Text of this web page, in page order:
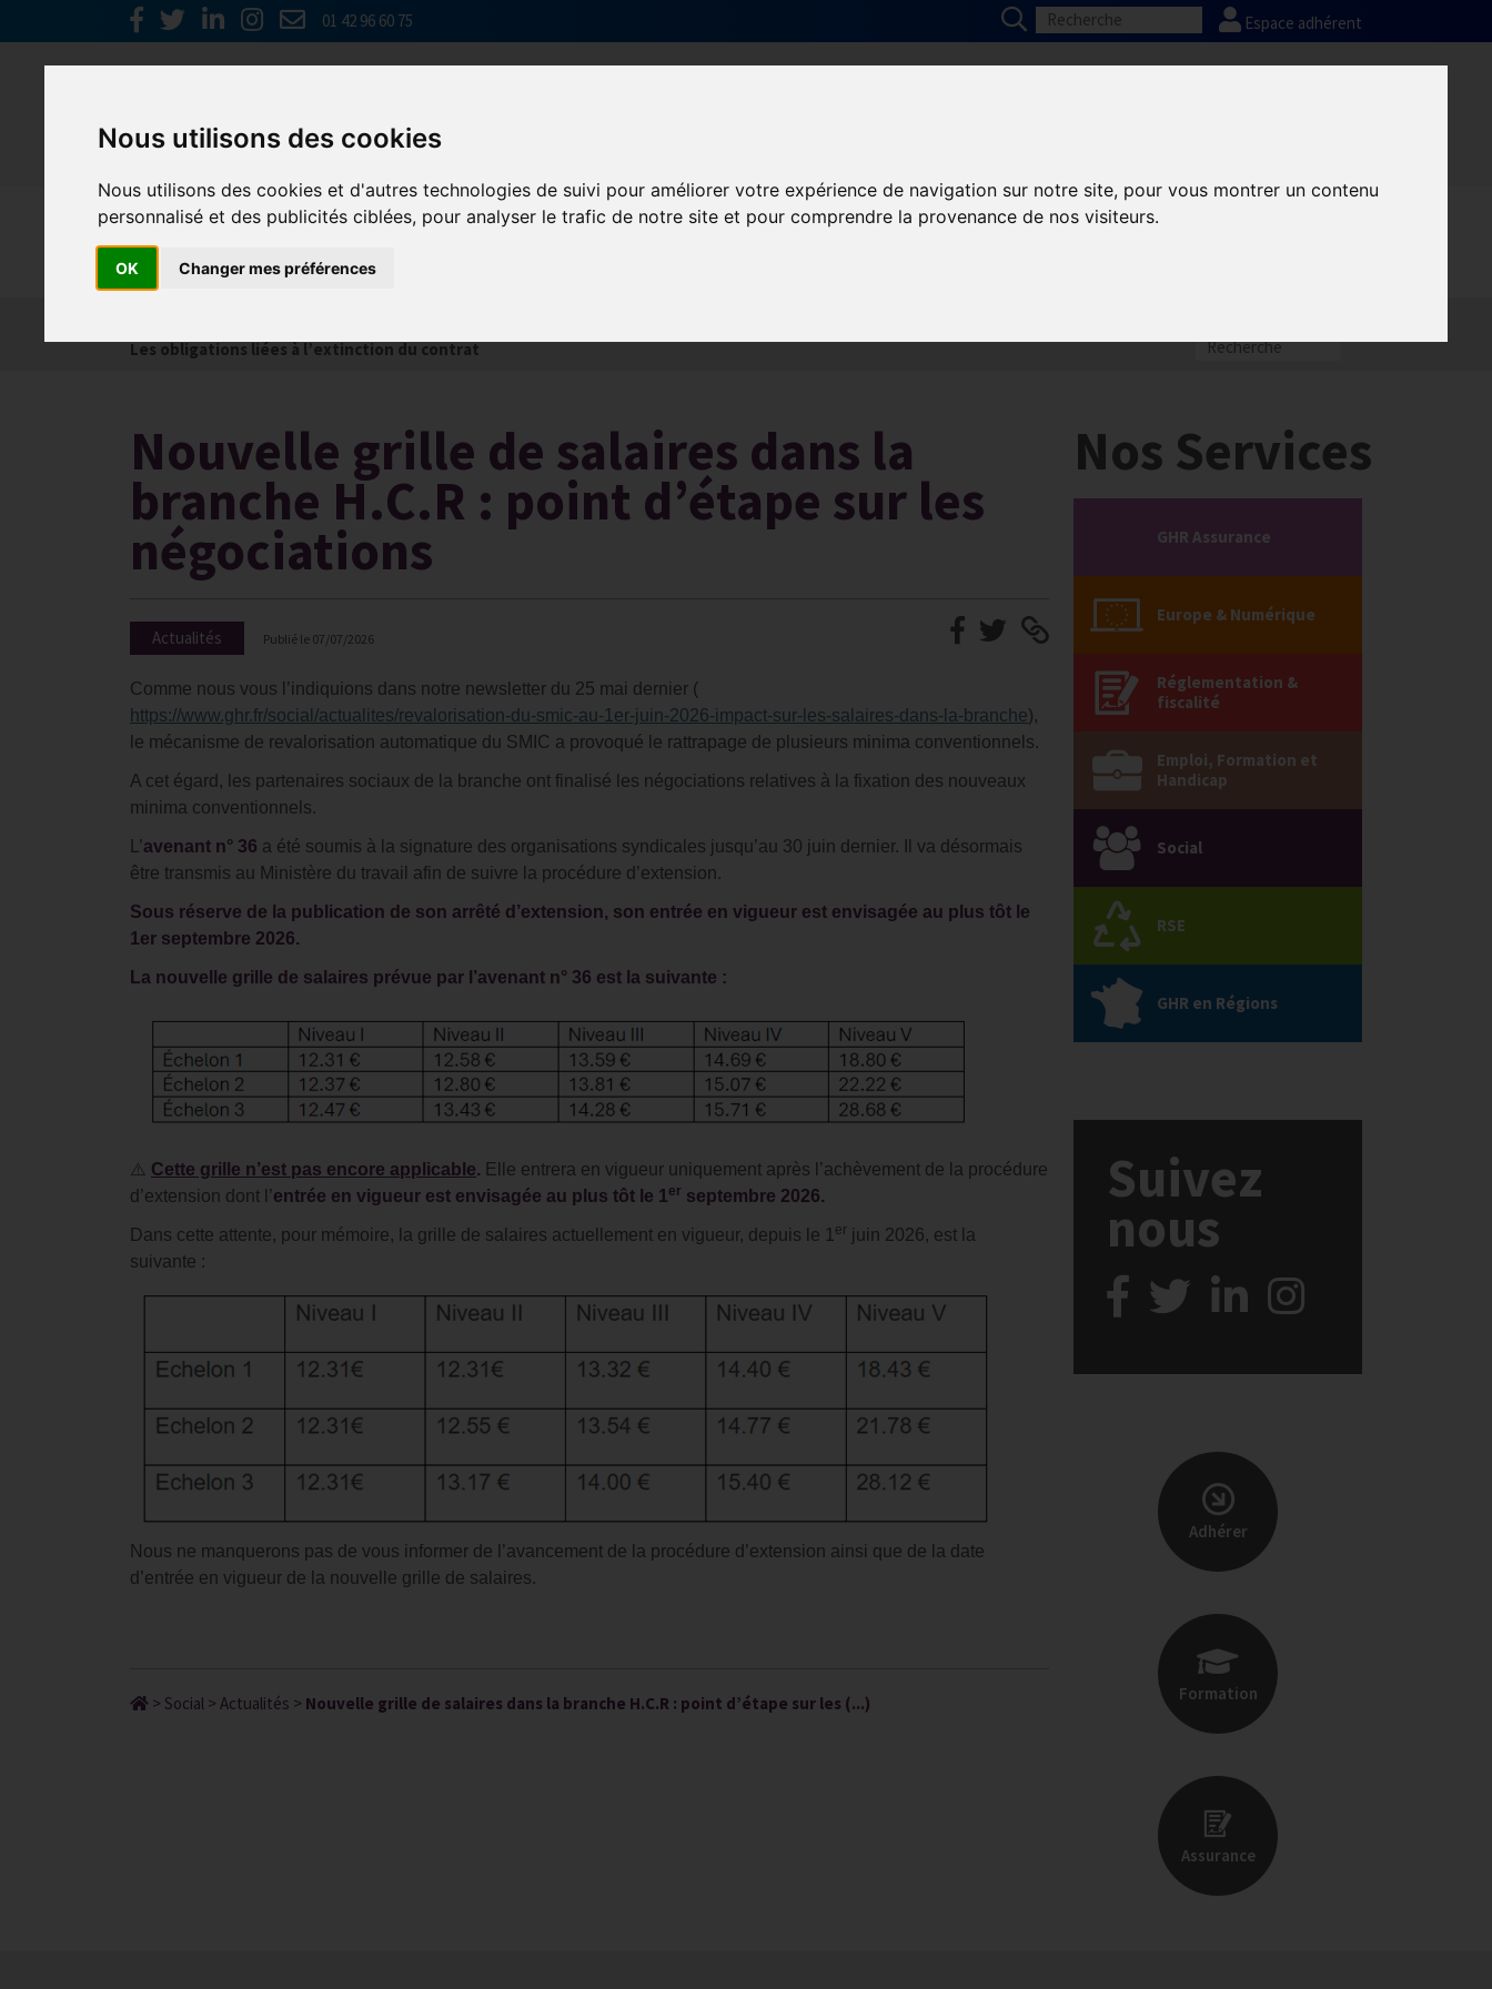
Nous utilisons des cookies
Nous utilisons des cookies et d'autres technologies de suivi pour améliorer votre expérience de navigation sur notre site, pour vous montrer un contenu
personnalisé et des publicités ciblées, pour analyser le trafic de notre site et pour comprendre la provenance de nos visiteurs.
OK Changer mes préférences
01 42 96 60 75 Espace adhérent
Social
Les obligations liées à l’extinction du contrat
Nouvelle grille de salaires dans la
branche H.C.R : point d’étape sur les
négociations
Actualités Publié le 07/07/2026
Comme nous vous l’indiquions dans notre newsletter du 25 mai dernier (
https://www.ghr.fr/social/actualites/revalorisation-du-smic-au-1er-juin-2026-impact-sur-les-salaires-dans-la-branche),
le mécanisme de revalorisation automatique du SMIC a provoqué le rattrapage de plusieurs minima conventionnels.
A cet égard, les partenaires sociaux de la branche ont finalisé les négociations relatives à la fixation des nouveaux
minima conventionnels.
L’avenant n° 36 a été soumis à la signature des organisations syndicales jusqu’au 30 juin dernier. Il va désormais
être transmis au Ministère du travail afin de suivre la procédure d’extension.
Sous réserve de la publication de son arrêté d’extension, son entrée en vigueur est envisagée au plus tôt le
1er septembre 2026.
La nouvelle grille de salaires prévue par l’avenant n° 36 est la suivante :
⚠️ Cette grille n’est pas encore applicable. Elle entrera en vigueur uniquement après l’achèvement de la procédure
d’extension dont l’entrée en vigueur est envisagée au plus tôt le 1er septembre 2026.
Dans cette attente, pour mémoire, la grille de salaires actuellement en vigueur, depuis le 1 er juin 2026, est la
suivante :
Nous ne manquerons pas de vous informer de l’avancement de la procédure d’extension ainsi que de la date
d’entrée en vigueur de la nouvelle grille de salaires.
> Social > Actualités > Nouvelle grille de salaires dans la branche H.C.R : point d’étape sur les (...)
Nos Services
GHR Assurance
Europe & Numérique
Réglementation &
fiscalité
Emploi, Formation et
Handicap
Social
RSE
GHR en Régions
Suivez
nous
Adhérer
Formation
Assurance